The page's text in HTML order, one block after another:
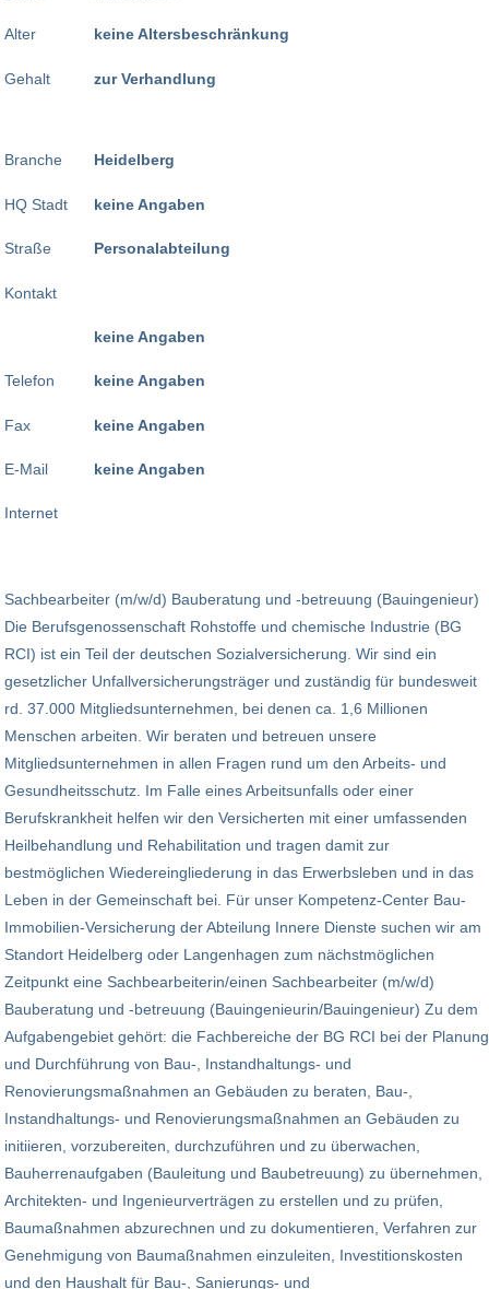
Alter
Gehalt
keine Altersbeschränkung
zur Verhandlung
Branche
HQ Stadt
Straße
Kontakt
Telefon
Fax
E-Mail
Internet
Heidelberg
keine Angaben
Personalabteilung
keine Angaben
keine Angaben
keine Angaben
keine Angaben
Sachbearbeiter (m/w/d) Bauberatung und -betreuung (Bauingenieur)
Die Berufsgenossenschaft Rohstoffe und chemische Industrie (BG
RCI) ist ein Teil der deutschen Sozialversicherung. Wir sind ein
gesetzlicher Unfallversicherungsträger und zuständig für bundesweit
rd. 37.000 Mitgliedsunternehmen, bei denen ca. 1,6 Millionen
Menschen arbeiten. Wir beraten und betreuen unsere
Mitgliedsunternehmen in allen Fragen rund um den Arbeits- und
Gesundheitsschutz. Im Falle eines Arbeitsunfalls oder einer
Berufskrankheit helfen wir den Versicherten mit einer umfassenden
Heilbehandlung und Rehabilitation und tragen damit zur
bestmöglichen Wiedereingliederung in das Erwerbsleben und in das
Leben in der Gemeinschaft bei. Für unser Kompetenz-Center Bau-
Immobilien-Versicherung der Abteilung Innere Dienste suchen wir am
Standort Heidelberg oder Langenhagen zum nächstmöglichen
Zeitpunkt eine Sachbearbeiterin/einen Sachbearbeiter (m/w/d)
Bauberatung und -betreuung (Bauingenieurin/Bauingenieur) Zu dem
Aufgabengebiet gehört: die Fachbereiche der BG RCI bei der Planung
und Durchführung von Bau-, Instandhaltungs- und
Renovierungsmaßnahmen an Gebäuden zu beraten, Bau-,
Instandhaltungs- und Renovierungsmaßnahmen an Gebäuden zu
initiieren, vorzubereiten, durchzuführen und zu überwachen,
Bauherrenaufgaben (Bauleitung und Baubetreuung) zu übernehmen,
Architekten- und Ingenieurverträgen zu erstellen und zu prüfen,
Baumaßnahmen abzurechnen und zu dokumentieren, Verfahren zur
Genehmigung von Baumaßnahmen einzuleiten, Investitionskosten
und den Haushalt für Bau-, Sanierungs- und